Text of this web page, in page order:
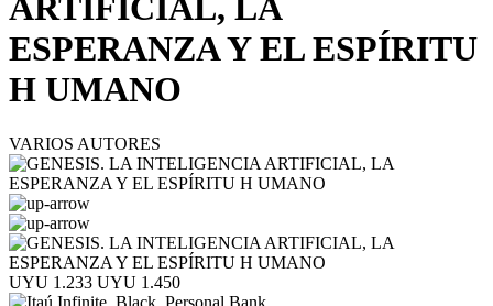
ARTIFICIAL, LA
ESPERANZA Y EL ESPÍRITU
H UMANO
VARIOS AUTORES
UYU 1.233 UYU 1.450